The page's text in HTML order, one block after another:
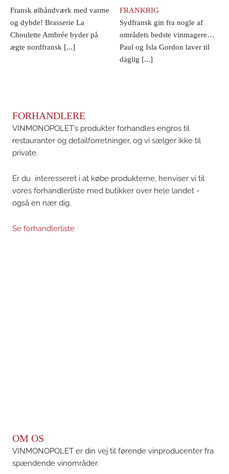
Fransk ølhåndværk med varme
og dybde! Brasserie La
Choulette Ambrée byder på
ægte nordfransk [...]
FRANKRIG
Sydfransk gin fra nogle af
områdets bedste vinmagere…
Paul og Isla Gordon laver til
daglig [...]
FORHANDLERE
VINMONOPOLET’s produkter forhandles engros til
restauranter og detailforretninger, og vi sælger ikke til
private.
Er du interesseret i at købe produkterne, henviser vi til
vores forhandlerliste med butikker over hele landet -
også en nær dig.
Se forhandlerliste
OM OS
VINMONOPOLET er din vej til førende vinproducenter fra
spændende vinområder.